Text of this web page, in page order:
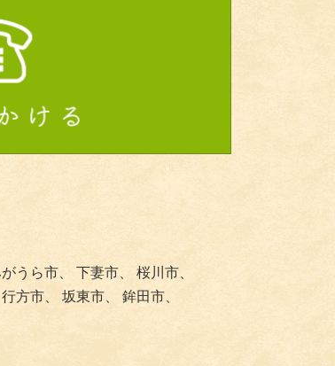
うら市、 下妻市、
桜川市、
行方市、 坂東市、
鉾田市、